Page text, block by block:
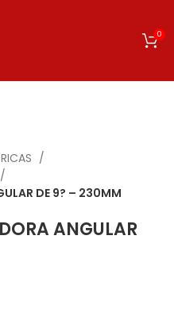
0
DE 9? – 230MM
ANGULAR